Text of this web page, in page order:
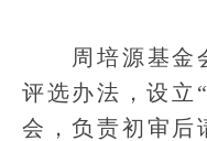
周培源基金会
评选办法，设立
会，负责初审后